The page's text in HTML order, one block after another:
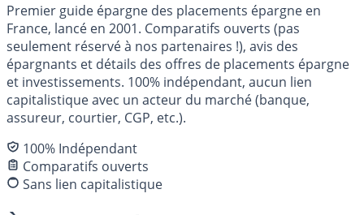
Premier guide épargne des placements épargne en
France, lancé en 2001. Comparatifs ouverts (pas
seulement réservé à nos partenaires !), avis des
épargnants et détails des offres de placements épargne
et investissements. 100% indépendant, aucun lien
capitalistique avec un acteur du marché (banque,
assureur, courtier, CGP, etc.).
100% Indépendant
Comparatifs ouverts
Sans lien capitalistique